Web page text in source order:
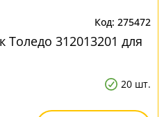
275472
Толедо 312013201 для
20 шт.